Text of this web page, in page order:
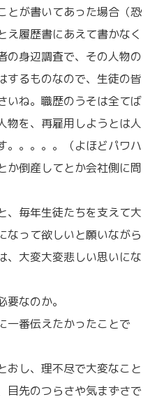
とが書いてあった場合（恐
え履歴書にあえて書かなく
の身辺調査で、その人物の
するものなので、生徒の皆
いね。職歴のうそは全てば
物を、再雇用しようとは人
。。。。。（よほどパワハ
か倒産してとか会社側に問
、毎年生徒たちを支えて大
なって欲しいと願いながら
、大変大変悲しい思いにな
なのか。
一番伝えたかったことで
おし、理不尽で大変なこと
目先のつらさや気まずさで